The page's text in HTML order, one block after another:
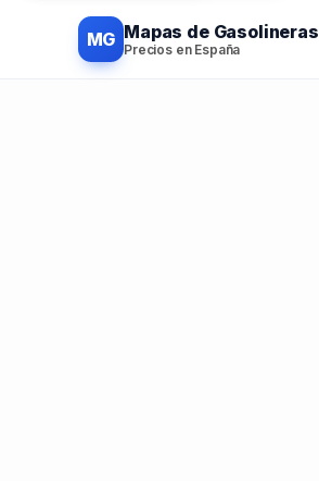
MG Mapas de Gasolineras
Precios en España